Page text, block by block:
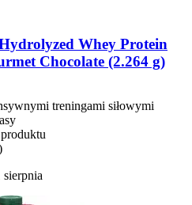
Whey Protein
Chocolate (2.264 g)
treningami siłowymi